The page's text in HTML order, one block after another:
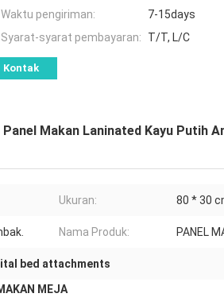
Waktu pengiriman:
7-15days
Syarat-syarat pembayaran:
T/T, L/C
Kontak
Makan Laninated Kayu Putih
Ukuran: 80 * 30
Nama Produk: PANEL
bed attachments
MEJA